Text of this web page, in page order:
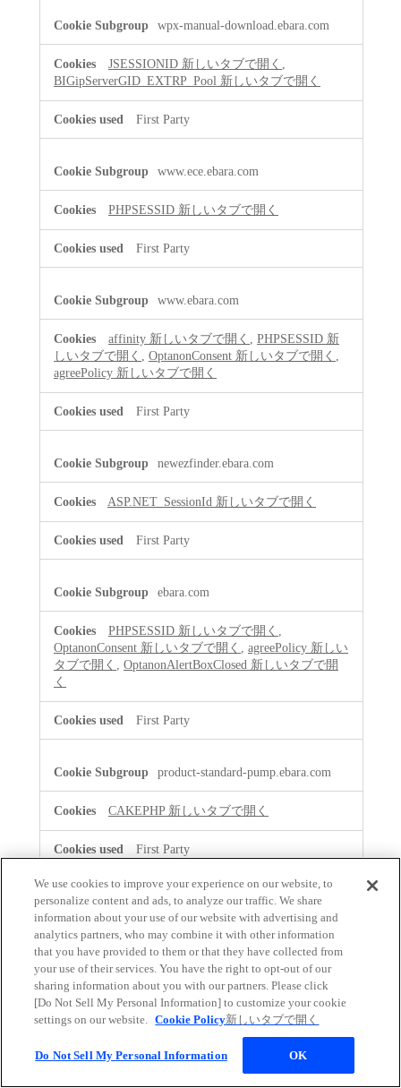
wpx-manual-download.ebara.com
JSESSIONID 新しいタブで開く ,
BIGipServerGID_EXTRP_Pool 新しいタブで開く
First Party
www.ece.ebara.com
PHPSESSID 新しいタブで開く
First Party
www.ebara.com
affinity 新しいタブで開く , PHPSESSID 新
しいタブで開く , OptanonConsent 新しいタブで開く ,
agreePolicy 新しいタブで開く
First Party
newezfinder.ebara.com
ASP.NET_SessionId 新しいタブで開く
First Party
ebara.com
PHPSESSID 新しいタブで開く ,
OptanonConsent 新しいタブで開く , agreePolicy 新しい
タブで開く , OptanonAlertBoxClosed 新しいタブで開
く
First Party
product-standard-pump.ebara.com
CAKEPHP 新しいタブで開く
First Party
ezfinder.ebara.com
ASP.NET_SessionId新しいタブで開く
First Party
www.efb.ebara.com
新しいタブで開く
We use cookies to improve your experience on our website, to
personalize content and ads, to analyze our traffic. We share
information about your use of our website with advertising and
analytics partners, who may combine it with other information
that you have provided to them or that they have collected from
your use of their services. You have the right to opt-out of our
sharing information about you with our partners. Please click
[Do Not Sell My Personal Information] to customize your cookie
settings on our website. Cookie Policy新しいタブで開く
Do Not Sell My Personal Information OK